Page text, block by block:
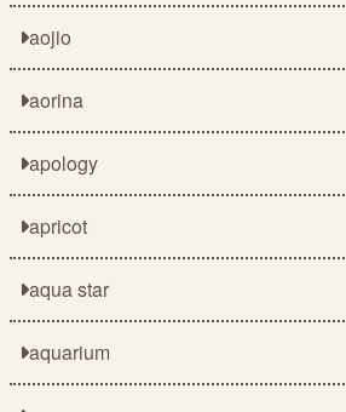
aojio
aorina
apology
apricot
aqua star
aquarium